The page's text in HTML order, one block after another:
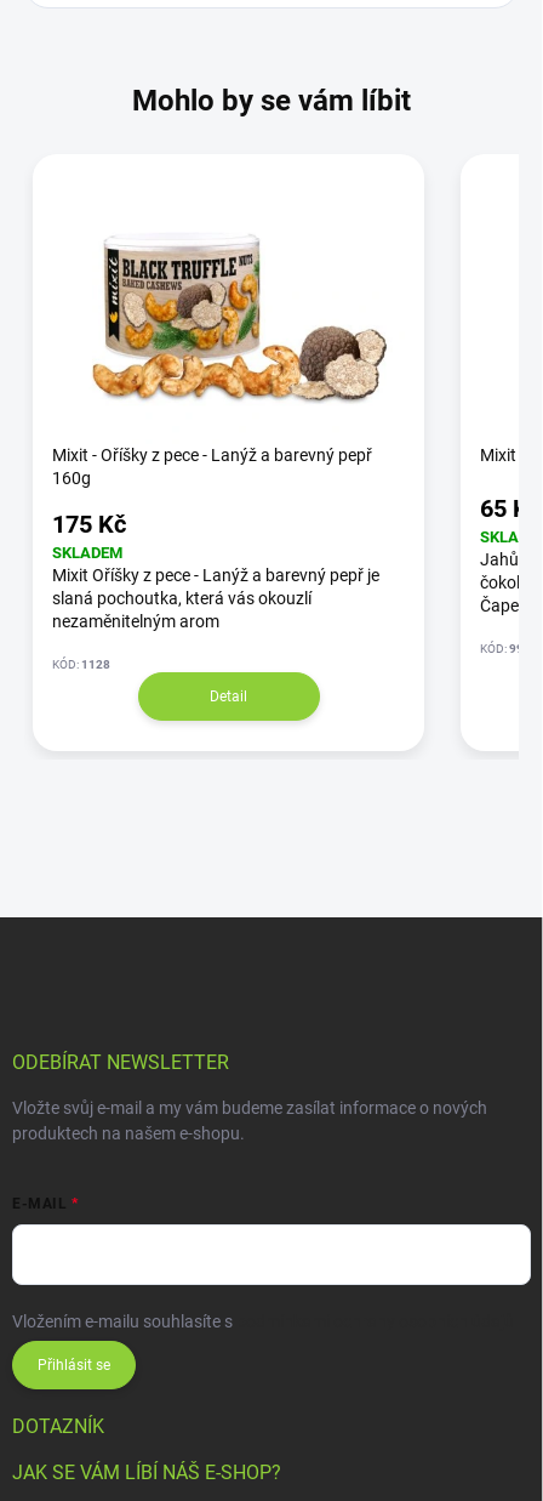
Mohlo by se vám líbit
Mixit - Oříšky z pece - Lanýž a barevný pepř
160g
175 Kč
SKLADEM
Mixit Oříšky z pece - Lanýž a barevný pepř je
slaná pochoutka, která vás okouzlí
nezaměnitelným arom
KÓD:1128
Detail
Mixit -
65 Kč
Čapek.
KÓD:9980
ODEBÍRAT NEWSLETTER
Vložte svůj e-mail a my vám budeme zasílat informace o nových
produktech na našem e-shopu.
E-MAIL
Vložením e-mailu souhlasíte s
Přihlásit se
DOTAZNÍK
JAK SE VÁM LÍBÍ NÁŠ E-SHOP?